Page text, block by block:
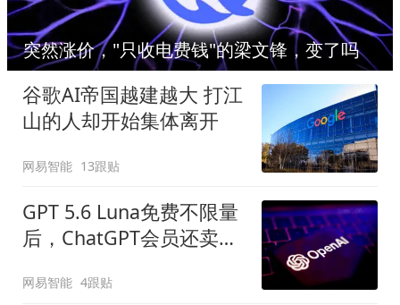
突然涨价，"只收电费钱"的梁文锋，变了吗
谷歌AI帝国越建越大 打江
山的人却开始集体离开
网易智能 13跟贴
GPT 5.6 Luna免费不限量
后，ChatGPT会员还卖什
网易智能 4跟贴